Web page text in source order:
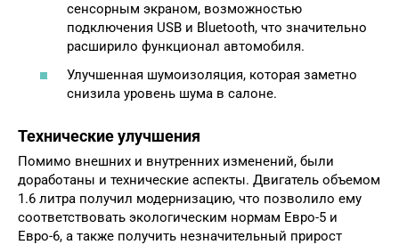
сенсорным экраном, возможностью
подключения USB и Bluetooth, что значительно
расширило функционал автомобиля.
Улучшенная шумоизоляция, которая заметно
снизила уровень шума в салоне.
Технические улучшения
Помимо внешних и внутренних изменений, были
доработаны и технические аспекты. Двигатель объемом
1.6 литра получил модернизацию, что позволило ему
соответствовать экологическим нормам Евро-5 и
Евро-6, а также получить незначительный прирост